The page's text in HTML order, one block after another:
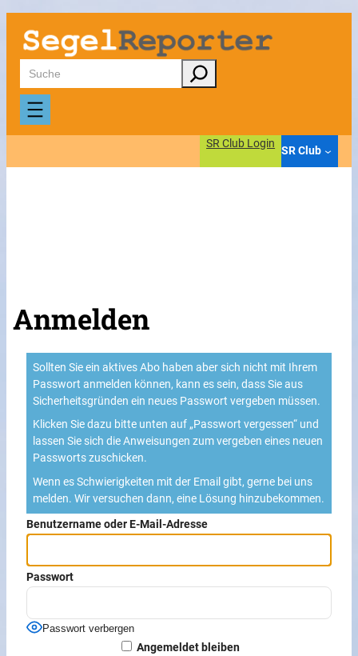
Suchen
SR Club Login
SR Club
Anmelden
Sollten Sie ein aktives Abo haben aber sich nicht mit Ihrem
Passwort anmelden können, kann es sein, dass Sie aus
Sicherheitsgründen ein neues Passwort vergeben müssen.
Klicken Sie dazu bitte unten auf „Passwort vergessen“ und
lassen Sie sich die Anweisungen zum vergeben eines neuen
Passworts zuschicken.
Wenn es Schwierigkeiten mit der Email gibt, gerne bei uns
melden. Wir versuchen dann, eine Lösung hinzubekommen.
Benutzername oder E-Mail-Adresse
Passwort
Passwort verbergen
Angemeldet bleiben